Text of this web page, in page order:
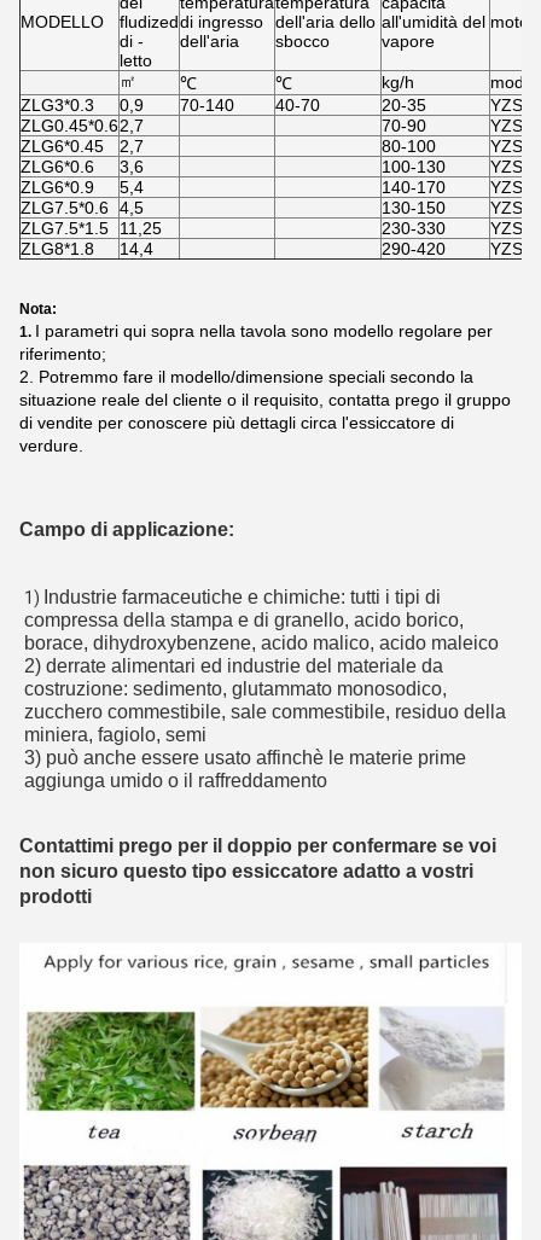
MODELLO
fludized
di -
letto
di ingresso
dell'aria
dell'aria dello
sbocco
all'umidità del
vapore
㎡ ℃ ℃ kg/h
ZLG3*0.3
0,9 70-140 40-70 20-35
ZLG0.45*0.62,7 70-90
ZLG6*0.45
2,7 80-100
ZLG6*0.6
3,6 100-130
ZLG6*0.9
5,4 140-170
ZLG7.5*0.6 4,5 130-150
ZLG7.5*1.5
11,25 230-330
ZLG8*1.8
14,4 290-420
Nota:
1. I parametri qui sopra nella tavola sono modello regolare per
riferimento;
2. Potremmo fare il modello/dimensione speciali secondo la
situazione reale del cliente o il requisito, contatta prego il gruppo
di vendite per conoscere più dettagli circa l'essiccatore di
verdure.
Campo di applicazione:
1) Industrie farmaceutiche e chimiche: tutti i tipi di
compressa della stampa e di granello, acido borico,
borace, dihydroxybenzene, acido malico, acido maleico
2) derrate alimentari ed industrie del materiale da
costruzione: sedimento, glutammato monosodico,
zucchero commestibile, sale commestibile, residuo della
miniera, fagiolo, semi
3) può anche essere usato affinchè le materie prime
aggiunga umido o il raffreddamento
Contattimi prego per il doppio per confermare se voi
non sicuro questo tipo essiccatore adatto a vostri
prodotti